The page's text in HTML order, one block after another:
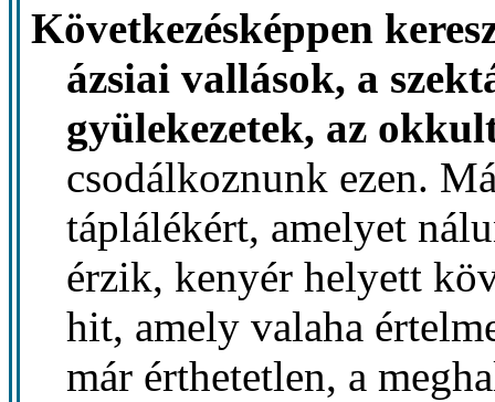
Következésképpen
ázsiai vallások, a
gyülekezetek, az
csodálkoznunk ezen.
táplálékért, amelyet
érzik, kenyér helyett
hit, amely valaha
már érthetetlen, a